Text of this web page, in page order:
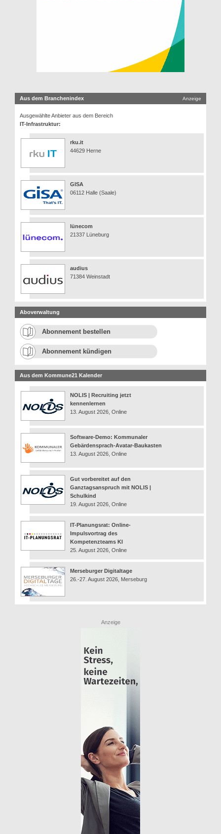
Aus dem Branchenindex Anzeige
Ausgewählte Anbieter aus dem Bereich
IT-Infrastruktur:
rku.it
44629 Herne
GISA
06112 Halle (Saale)
lünecom
21337 Lüneburg
audius
71384 Weinstadt
Aboverwaltung
Abonnement bestellen
Abonnement kündigen
Aus dem Kommune21 Kalender
NOLIS | Recruiting jetzt
kennenlernen
13. August 2026, Online
Software-Demo: Kommunaler
Gebärdensprach-Avatar-Baukasten
13. August 2026, Online
Gut vorbereitet auf den
Ganztagsanspruch mit NOLIS |
Schulkind
19. August 2026, Online
IT-Planungsrat: Online-
Impulsvortrag des
Kompetenzteams KI
25. August 2026, Online
Merseburger Digitaltage
26.-27. August 2026, Merseburg
Anzeige